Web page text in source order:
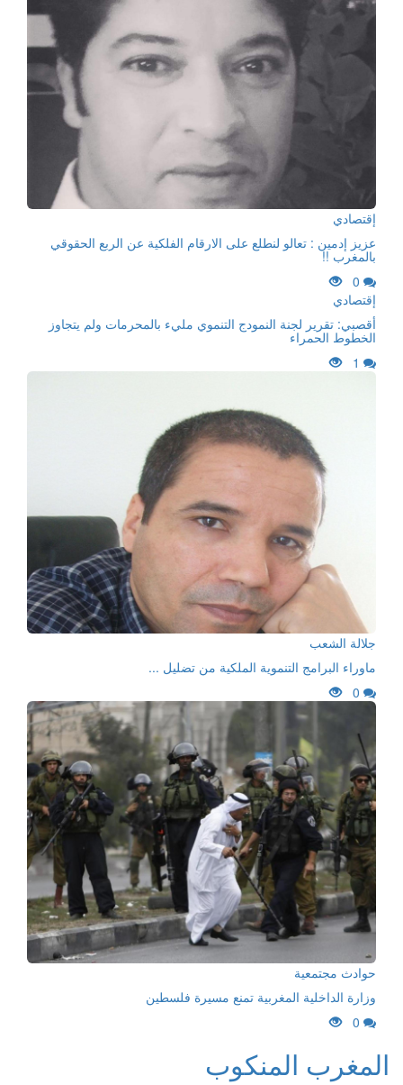
إقتصادي
عزيز إدمين : تعالو لنطلع على الارقام الفلكية عن الربع الحقوقي
بالمغرب !!
0
إقتصادي
أقصبي: تقرير لجنة النمودج التنموي مليء بالمحرمات ولم يتجاوز
الخطوط الحمراء
1
جلالة الشعب
ماوراء البرامج التنموية الملكية من تضليل ...
0
حوادث مجتمعية
وزارة الداخلية المغربية تمنع مسيرة فلسطين
0
المغرب المنكوب